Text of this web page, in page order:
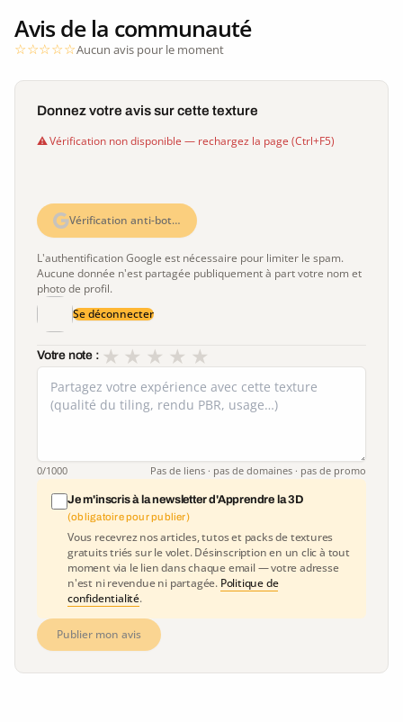
Avis de la communauté
Aucun avis pour le moment
Donnez votre avis sur cette texture
Vérification non disponible — rechargez la page (Ctrl+F5)
Vérification anti-bot…
L'authentification Google est nécessaire pour limiter le spam.
Aucune donnée n'est partagée publiquement à part votre nom et
photo de profil.
Se déconnecter
Votre note : ★
★
★
★
★
0/1000 Pas de liens · pas de domaines · pas de promo
Je m'inscris à la newsletter d'Apprendre la 3D
(obligatoire pour publier)
Vous recevrez nos articles, tutos et packs de textures
gratuits triés sur le volet. Désinscription en un clic à tout
moment via le lien dans chaque email — votre adresse
n'est ni revendue ni partagée. Politique de
confidentialité.
Publier mon avis